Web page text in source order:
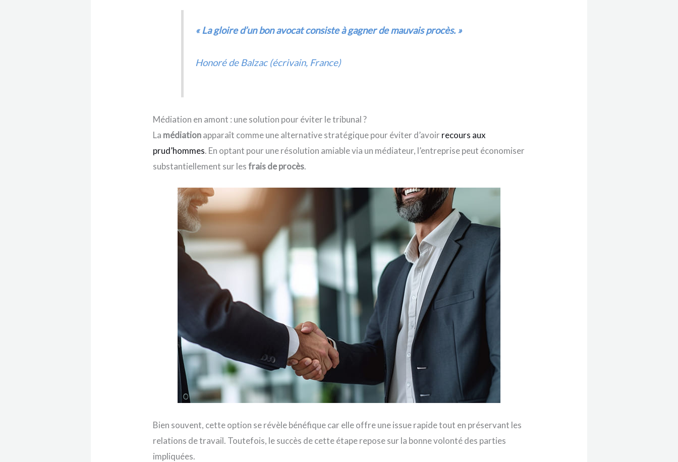
« La gloire d’un bon avocat consiste à gagner de mauvais procès. »
Honoré de Balzac (écrivain, France)
Médiation en amont : une solution pour éviter le tribunal ?
La médiationapparaît comme une alternative stratégique pour éviter d’avoir recours aux
prud’hommes. En optant pour une résolution amiable via un médiateur, l’entreprise peut économiser
substantiellement sur lesfrais de procès.
Bien souvent, cette option se révèle bénéfique car elle offre une issue rapide tout en préservant les
relations de travail. Toutefois, le succès de cette étape repose sur la bonne volonté des parties
impliquées.